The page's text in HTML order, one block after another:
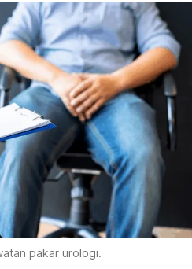
pakar urologi.